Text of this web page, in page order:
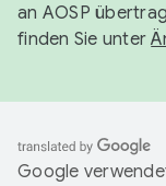
an AOSP
finden Sie unter
Google